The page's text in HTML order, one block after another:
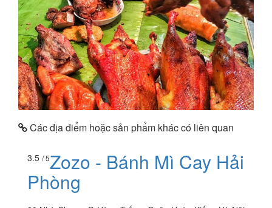
Các địa điểm hoặc sản phẩm khác có liên quan
3.5 / 5Zozo - Bánh Mì Cay Hải
Phòng